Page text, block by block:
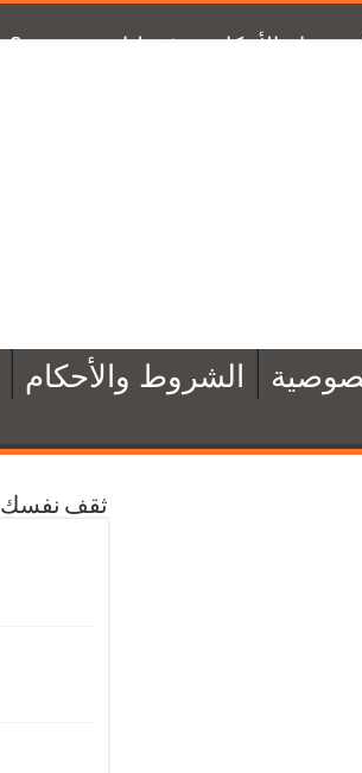
والأحكام تبرّع لنا من نحن ؟
الشروط والأحكام
ثقف نفسك